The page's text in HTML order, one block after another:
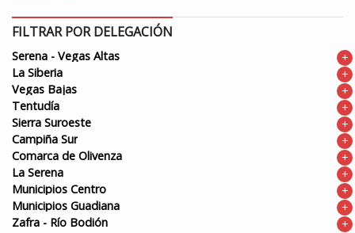
FILTRAR POR DELEGACIÓN